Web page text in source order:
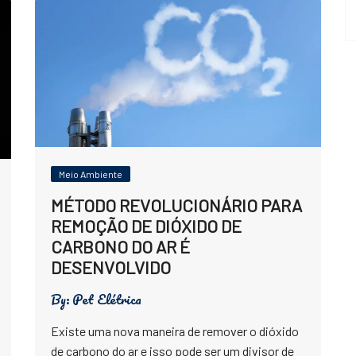
Meio Ambiente
MÉTODO REVOLUCIONÁRIO PARA
REMOÇÃO DE DIÓXIDO DE
CARBONO DO AR É
DESENVOLVIDO
By:Pet Elétrica
Existe uma nova maneira de remover o dióxido
de carbono do ar e isso pode ser um divisor de